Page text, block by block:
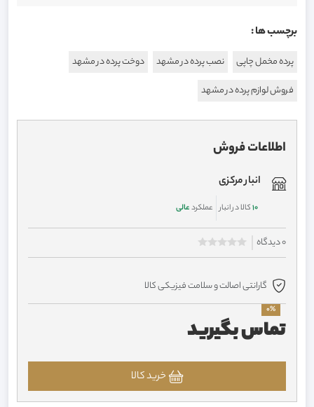
برچسب ها :
پرده مخمل چاپی نصب پرده در مشهد
دوخت پرده در مشهد
فروش لوازم پرده در مشهد
اطلاعات فروش
انبار مرکزی
10کالا در انبار عملکردعالی
0 دیدگاه
گارانتی اصالت و سلامت فیزیکی کالا
0%
تماس بگیرید
خرید کالا